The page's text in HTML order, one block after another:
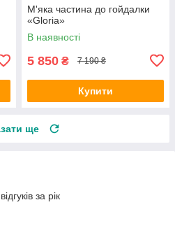
М'яка частина до гойдалки
«Gloria»
В наявності
5 850 ₴ 7 190 ₴
Купити
ще
за рік